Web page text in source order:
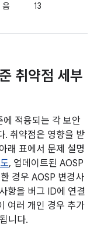
음
13
취약점 세부
적용되는 각 보안
. 취약점은 영향을 받
래 표에서 문제 설명
, 업데이트된 AOSP
경우 AOSP 변경사
항을 버그 ID에 연결
여러 개인 경우 추가
니다.